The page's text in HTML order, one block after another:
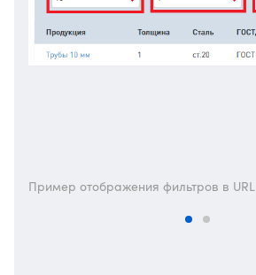
Пример отображения фильтров в URL